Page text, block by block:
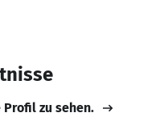
Profil zu sehen.